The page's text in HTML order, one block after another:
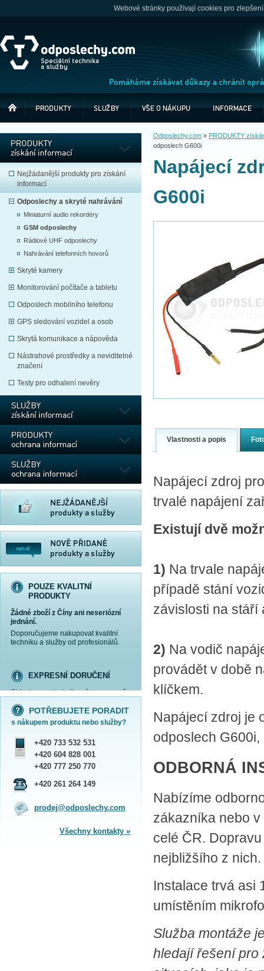
Webové stránky používají cookies pro
Nejžádanější produkty pro získání
informací
Odposlechy a skryté nahrávání
Miniaturní audio rekordéry
GSM odposlechy
Rádiové UHF odposlechy
Nahrávání telefonních hovorů
Skryté kamery
Monitorování počítače a tabletu
Odposlech mobilního telefonu
GPS sledování vozidel a osob
Skrytá komunikace a nápověda
Nástrahové prostředky a neviditelné
značení
Testy pro odhalení nevěry
POUZE KVALITNÍ
PRODUKTY
Žádné zboží z Číny ani neseriózní
jednání.
Doporučujeme nakupovat kvalitní
techniku a služby od profesionálů.
více informací »
EXPRESNÍ DORUČENÍ
Objednanou techniku vám expresně
Praha - DNES
ČR - ZÍTRA DO 17 HODIN
Dále zasíláme zboží Obchodním
balíkem České pošty nebo přepravní
službou PPL.
více informací »
SHOWROOM PRAHA
Náš sortiment si můžete
prohlédnout, vyzkoušet a zakoupit
Jsme zkušení odborníci a rádi vám s
více informací »
více informací »
POTŘEBUJETE PORADIT
s nákupem produktu nebo služby?
+420 733 532 531
+420 604 828 001
+420 777 250 770
+420 261 264 149
prodej@odposlechy.com
Všechny kontakty »
Odposlechy.com » PRODUKTY
odposlech G600i
Napájecí
G600i
Vlastnosti a popis
Napájecí zdroj
trvalé napájení
Existují dvě
1) Na trvale
případě stání
závislosti na stáří
2) Na vodič
provádět v době
klíčkem.
Napájecí zdroj je
odposlech
ODBORNÁ
Nabízíme
zákazníka nebo
celé ČR.
nejbližšího z nich.
Instalace trvá asi
umístěním
Služba montáže
hledají řešení pro